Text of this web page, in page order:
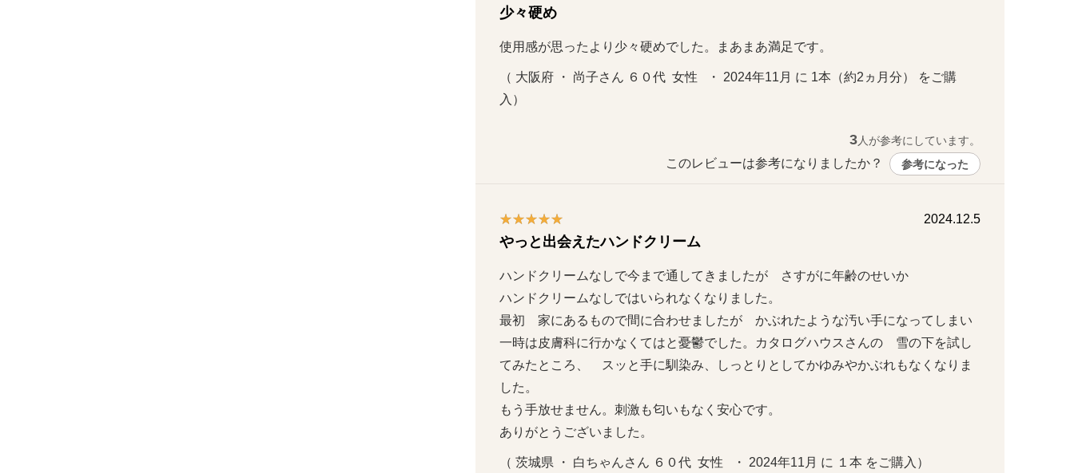
少々硬め
使用感が思ったより少々硬めでした。まあまあ満足です。
（ 大阪府 ・ 尚子さん ６０代  女性   ・ 2024年11月 に 1本（約2ヵ月分） をご購
入）
3人が参考にしています。
このレビューは参考になりましたか？ 参考になった
2024.12.5
やっと出会えたハンドクリーム
ハンドクリームなしで今まで通してきましたが　さすがに年齢のせいか
ハンドクリームなしではいられなくなりました。
最初　家にあるもので間に合わせましたが　かぶれたような汚い手になってしまい
一時は皮膚科に行かなくてはと憂鬱でした。カタログハウスさんの　雪の下を試し
てみたところ、　スッと手に馴染み、しっとりとしてかゆみやかぶれもなくなりま
した。
もう手放せません。刺激も匂いもなく安心です。
ありがとうございました。
（ 茨城県 ・ 白ちゃんさん ６０代  女性   ・ 2024年11月 に １本 をご購入）